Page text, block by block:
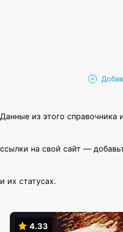
Данные из этого справочника
ссылки на свой сайт —
и их статусах.
4.33